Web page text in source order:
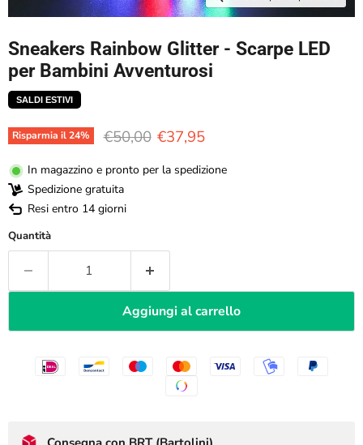
Sneakers Rainbow Glitter - Scarpe LED
per Bambini Avventurosi
SALDI ESTIVI
Risparmia il24% Prezzo originale
€50,00 Prezzo attuale
€37,95
In magazzino e pronto per la spedizione
Spedizione gratuita
Resi entro 14 giorni
Quantità
Aggiungi al carrello